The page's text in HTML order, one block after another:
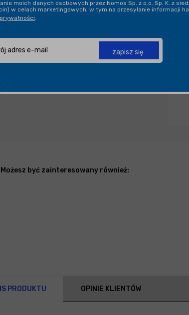
produkt
Możesz być zainteresowany również:
PRODUKTU OPINIE KLIENTÓW
moich danych osobowych przez Nomos Sp. z o.o. Sp. K. z
w celach marketingowych, w tym na przesyłanie informacji
zapisz się